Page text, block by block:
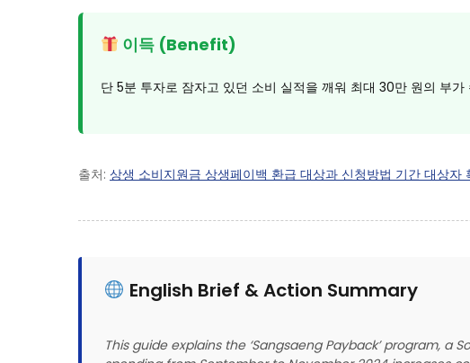
이득 (Benefit)
단 5분 투자로 잠자고 있던 소비 실적을 깨워 최대 30만 원의 부
출처: 상생 소비지원금 상생페이백 환급 대상과 신청방법 기간 대상
English Brief & Action Summary
This guide explains the ‘Sangsaeng Payback’ program,